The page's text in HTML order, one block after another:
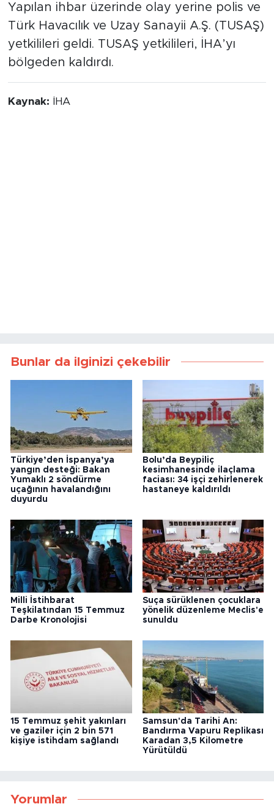
Yapılan ihbar üzerinde olay yerine polis ve
Türk Havacılık ve Uzay Sanayii A.Ş. (TUSAŞ)
yetkilileri geldi. TUSAŞ yetkilileri, İHA’yı
bölgeden kaldırdı.
Kaynak: İHA
Bunlar da ilginizi çekebilir
Türkiye’den İspanya’ya
yangın desteği: Bakan
Yumaklı 2 söndürme
uçağının havalandığını
duyurdu
Bolu’da Beypiliç
kesimhanesinde ilaçlama
faciası: 34 işçi zehirlenerek
hastaneye kaldırıldı
Milli İstihbarat
Teşkilatından 15 Temmuz
Darbe Kronolojisi
Suça sürüklenen çocuklara
yönelik düzenleme Meclis'e
sunuldu
15 Temmuz şehit yakınları
ve gaziler için 2 bin 571
kişiye istihdam sağlandı
Samsun'da Tarihi An:
Bandırma Vapuru Replikası
Karadan 3,5 Kilometre
Yürütüldü
Yorumlar